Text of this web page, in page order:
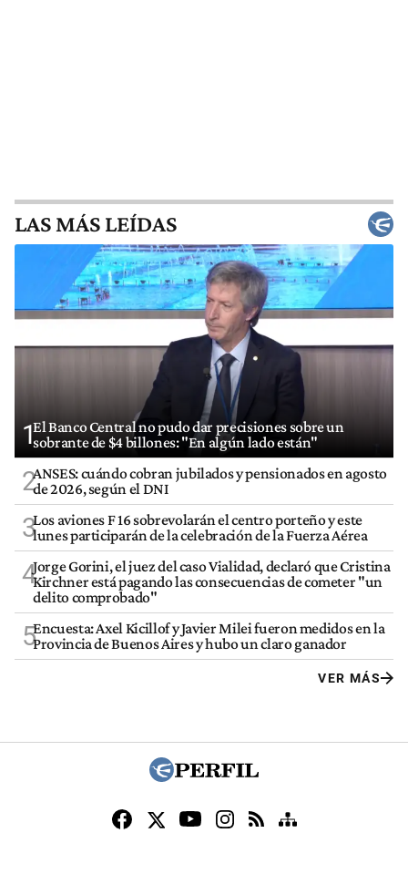
LAS MÁS LEÍDAS
1El Banco Central no pudo dar precisiones sobre un
sobrante de $4 billones: "En algún lado están"
2ANSES: cuándo cobran jubilados y pensionados en agosto
de 2026, según el DNI
3Los aviones F 16 sobrevolarán el centro porteño y este
lunes participarán de la celebración de la Fuerza Aérea
4Jorge Gorini, el juez del caso Vialidad, declaró que Cristina
Kirchner está pagando las consecuencias de cometer "un
delito comprobado"
5Encuesta: Axel Kicillof y Javier Milei fueron medidos en la
Provincia de Buenos Aires y hubo un claro ganador
VER MÁS